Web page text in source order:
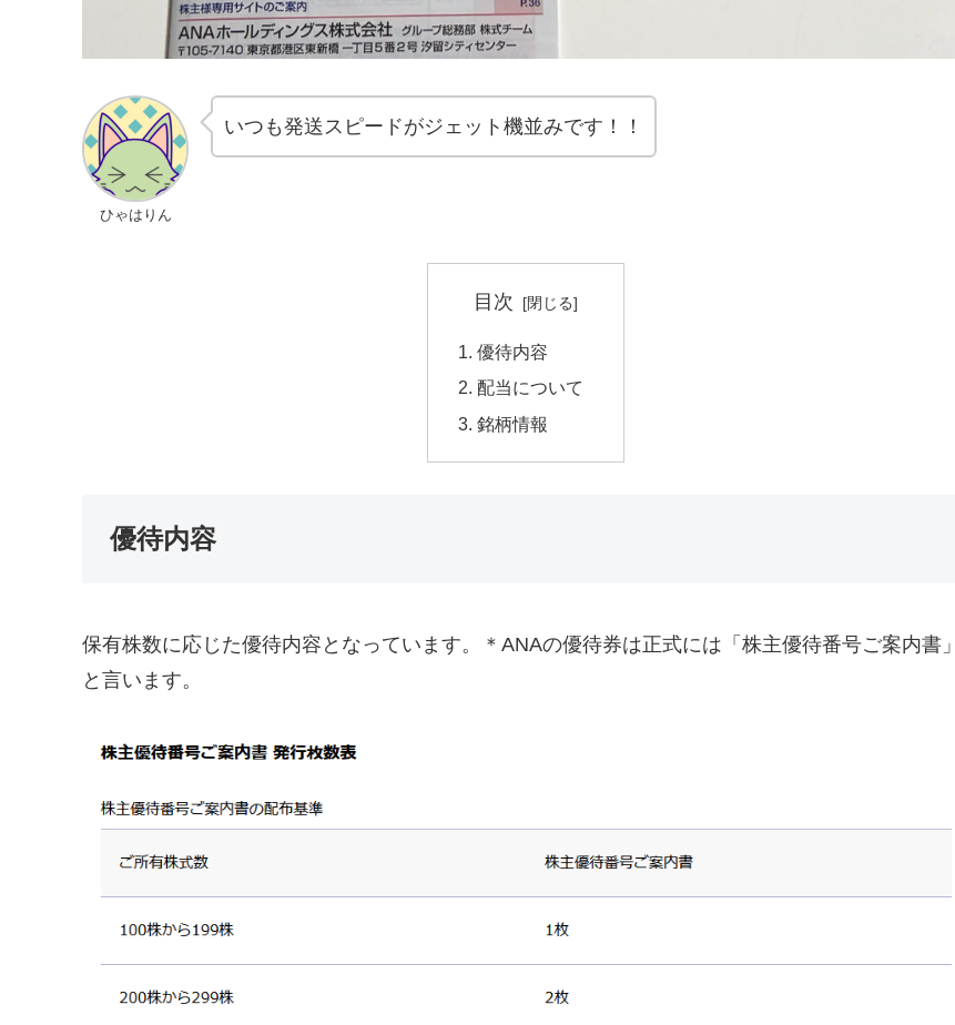
ひゃはりん
いつも発送スピードがジェット機並みです！！
目次
優待内容
配当について
銘柄情報
優待内容
保有株数に応じた優待内容となっています。＊ANAの優待券は正式には「株主優待番号ご案内書」
と言います。